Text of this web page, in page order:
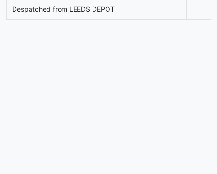
Despatched from LEEDS DEPOT